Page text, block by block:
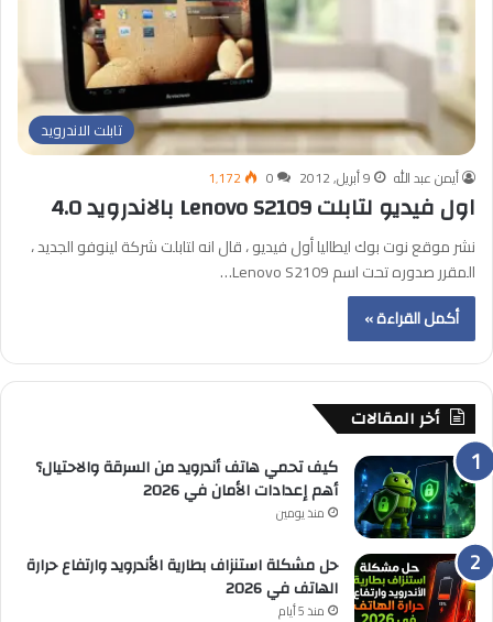
تابلت الاندرويد
أيمن عبد الله 9 أبريل, 2012 0 1٬172
اول فيديو لتابلت Lenovo S2109 بالاندرويد 4.0
نشر موقع نوت بوك ايطاليا أول فيديو ، قال انه لتابلت شركة لينوفو الجديد ،
المقرر صدوره تحت اسم Lenovo S2109…
أكمل القراءة »
أخر المقالات
كيف تحمي هاتف أندرويد من السرقة والاحتيال؟
أهم إعدادات الأمان في 2026
منذ يومين
حل مشكلة استنزاف بطارية الأندرويد وارتفاع حرارة
الهاتف في 2026
منذ 5 أيام